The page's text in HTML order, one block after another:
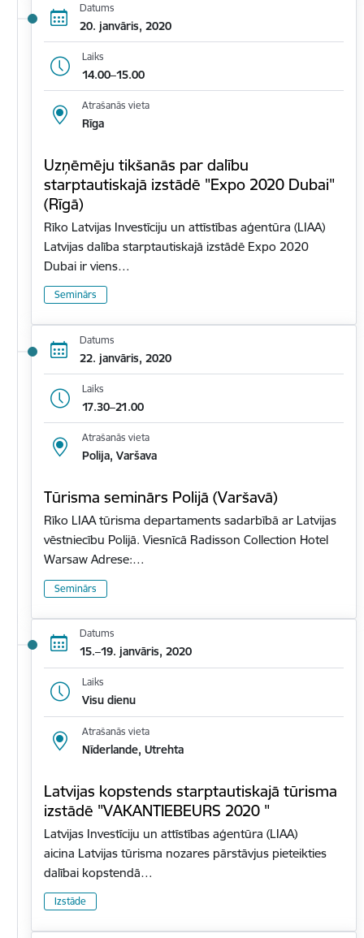
Datums
20. janvāris, 2020
Laiks
14.00–15.00
Atrašanās vieta
Rīga
Uzņēmēju tikšanās par dalību
starptautiskajā izstādē "Expo 2020 Dubai"
(Rīgā)
Rīko Latvijas Investīciju un attīstības aģentūra (LIAA)
Latvijas dalība starptautiskajā izstādē Expo 2020
Dubai ir viens…
Seminārs
Datums
22. janvāris, 2020
Laiks
17.30–21.00
Atrašanās vieta
Polija, Varšava
Tūrisma seminārs Polijā (Varšavā)
Rīko LIAA tūrisma departaments sadarbībā ar Latvijas
vēstniecību Polijā. Viesnīcā Radisson Collection Hotel
Warsaw Adrese:…
Seminārs
Datums
15.–19. janvāris, 2020
Laiks
Visu dienu
Atrašanās vieta
Nīderlande, Utrehta
Latvijas kopstends starptautiskajā tūrisma
izstādē "VAKANTIEBEURS 2020 "
Latvijas Investīciju un attīstības aģentūra (LIAA)
aicina Latvijas tūrisma nozares pārstāvjus pieteikties
dalībai kopstendā…
Izstāde